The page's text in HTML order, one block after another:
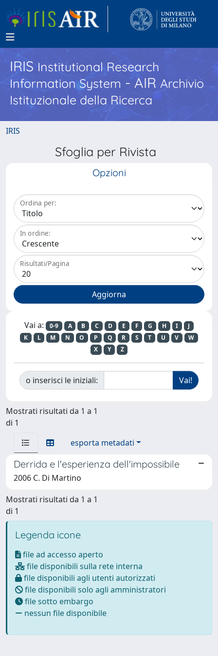
IRISInstitutional Research
Information System - AIR Archivio
Istituzionale della Ricerca
IRIS
Sfoglia per Rivista
Opzioni
Ordina per:
In ordine:
Risultati/Pagina
Vai a: 0-9 A B C D E F G H I
J
K
L M N O P Q R S T U V
W
X
Y Z
o inserisci le iniziali:
Mostrati risultati da 1 a 1
di 1
esporta metadati
Derrida e l'esperienza dell'impossibile
2006 C. Di Martino
Mostrati risultati da 1 a 1
di 1
Legenda icone
file ad accesso aperto
file disponibili sulla rete interna
file disponibili agli utenti autorizzati
file disponibili solo agli amministratori
file sotto embargo
nessun file disponibile